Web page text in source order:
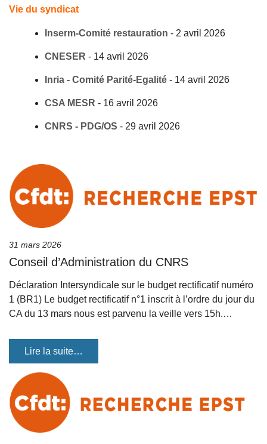
Vie du syndicat
Inserm-Comité restauration - 2 avril 2026
CNESER - 14 avril 2026
Inria - Comité Parité-Egalité - 14 avril 2026
CSA MESR - 16 avril 2026
CNRS - PDG/OS - 29 avril 2026
31 mars 2026
Conseil d’Administration du CNRS
Déclaration Intersyndicale sur le budget rectificatif numéro
1 (BR1) Le budget rectificatif n°1 inscrit à l’ordre du jour du
CA du 13 mars nous est parvenu la veille vers 15h.…
Lire la suite…